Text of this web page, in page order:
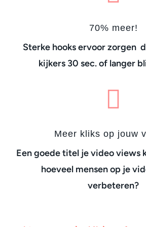
70% meer!
Sterke hooks ervoor zorgen
kijkers 30 sec. of langer

Meer kliks op jouw
Een goede titel je video views
hoeveel mensen op je
verbeteren?